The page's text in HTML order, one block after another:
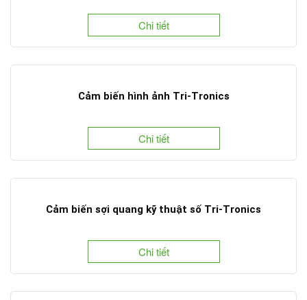
Chi tiết
Cảm biến hình ảnh Tri-Tronics
Chi tiết
Cảm biến sợi quang kỹ thuật số Tri-Tronics
Chi tiết